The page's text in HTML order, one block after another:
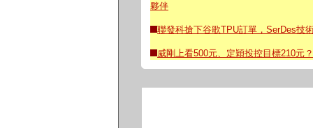
夥伴
聯發科搶下谷歌TPU訂單，SerDes技
威剛上看500元、定穎投控目標210元